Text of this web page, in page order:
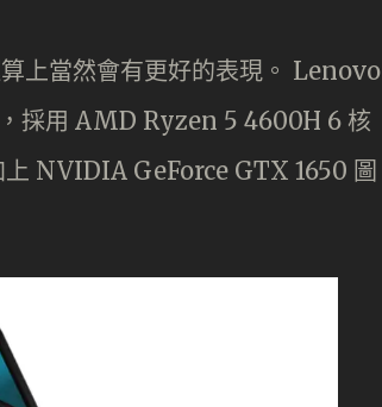
上當然會有更好的表現。 Lenovo
採用 AMD Ryzen 5 4600H 6 核
NVIDIA GeForce GTX 1650 圖